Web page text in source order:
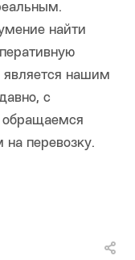
найти
нашим
с
обращаемся
на перевозку.